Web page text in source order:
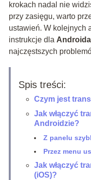
krokach nadal nie
przy zasięgu, warto
ustawień. W kolejnych
instrukcje dla Androida
najczęstszych
Spis treści:
Czym jest
Jak włączyć
Androidzie?
Z panelu
Przez menu
Jak włączyć
(iOS)?